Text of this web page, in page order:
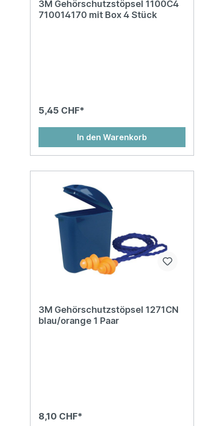
3M Gehörschutzstöpsel 1100C4
710014170 mit Box 4 Stück
5,45 CHF*
In den Warenkorb
3M Gehörschutzstöpsel 1271CN
blau/orange 1 Paar
8,10 CHF*